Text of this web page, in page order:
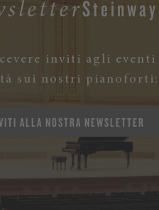
Steinway
inviti agli eventi
sui nostri pianoforti:
ALLA NOSTRA NEWSLETTER